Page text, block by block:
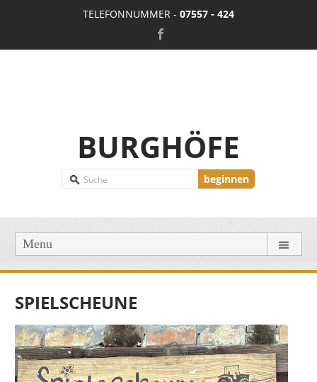
TELEFONNUMMER - 07557 - 424
BURGHÖFE
beginnen
Menu
SPIELSCHEUNE